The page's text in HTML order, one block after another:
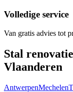
Volledige service
Van gratis advies tot
Stal
Vlaanderen
AntwerpenMechelen